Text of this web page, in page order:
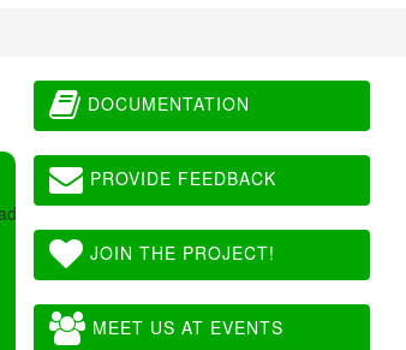
DOCUMENTATION
PROVIDE FEEDBACK
JOIN THE PROJECT!
MEET US AT EVENTS